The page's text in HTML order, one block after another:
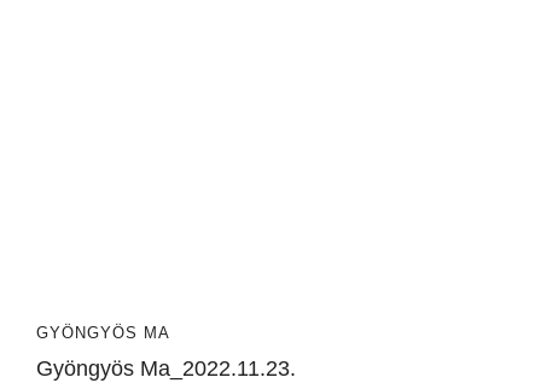
GYÖNGYÖS MA
Gyöngyös Ma_2022.11.23.